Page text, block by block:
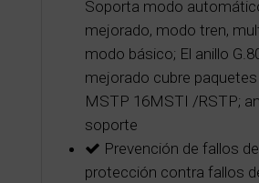
Soporta modo
mejorado, modo tren,
modo básico; El anillo
mejorado cubre
MSTP 16MSTI /RSTP;
soporte
Prevención de fallos
protección contra fallos